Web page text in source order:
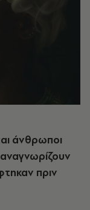
αναγνωρίζουν
πριν